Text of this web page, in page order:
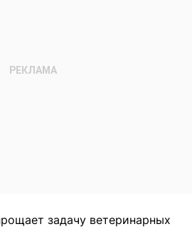
задачу ветеринарных